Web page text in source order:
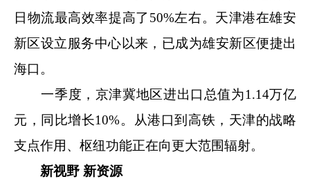
日物流最高效率提高了50%左右。天津港在雄安
新区设立服务中心以来，已成为雄安新区便捷出
海口。
一季度，京津冀地区进出口总值为1.14万亿
元，同比增长10%。从港口到高铁，天津的战略
支点作用、枢纽功能正在向更大范围辐射。
新视野 新资源